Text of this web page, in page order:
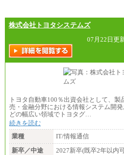
株式会社トヨタシステムズ
07月22日更
トヨタ自動車100％出資会社として、
売・金融分野における情報システム開
どの幅広い領域でトヨタグ…
続きを読む
業種
IT/情報通信
新卒／中途
2027新卒(既卒2年以内